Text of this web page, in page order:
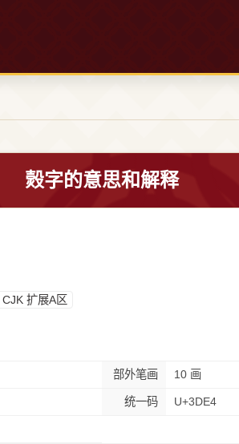
㷤字的意思和解释
CJK 扩展A区
部外笔画 10 画
统一码 U+3DE4